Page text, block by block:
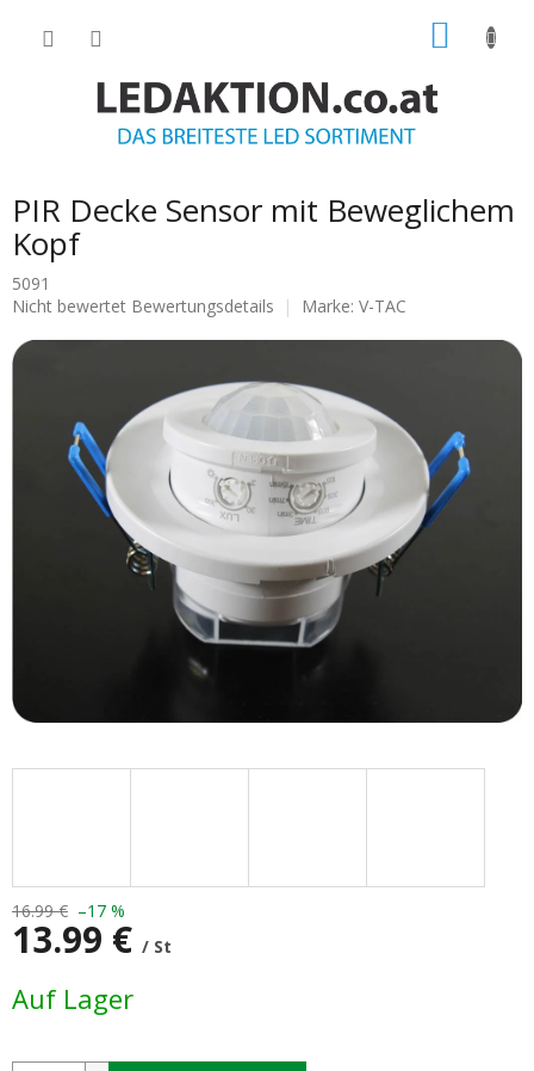
PIR Decke Sensor mit Beweglichem
Kopf
5091
Die
Produktbewertung
Sternen.
Nicht bewertet Bewertungsdetails Marke: V-TAC
16.99 € –17 %
13.99 € / St
Auf Lager